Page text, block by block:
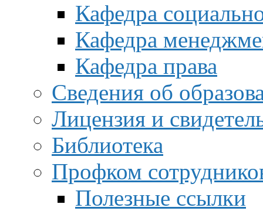
Кафедра
Кафедра
Кафедра права
Сведения об
Лицензия и
Библиотека
Профком
Полезные ссылки
54,
62-33-41